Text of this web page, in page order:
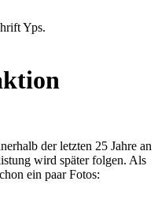
Yps.
der letzten 25 Jahre an
wird später folgen. Als
ein paar Fotos: